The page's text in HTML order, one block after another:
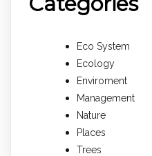
Eco System
Ecology
Enviroment
Management
Nature
Places
Trees